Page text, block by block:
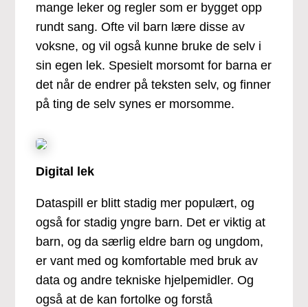
mange leker og regler som er bygget opp
rundt sang. Ofte vil barn lære disse av
voksne, og vil også kunne bruke de selv i
sin egen lek. Spesielt morsomt for barna er
det når de endrer på teksten selv, og finner
på ting de selv synes er morsomme.
Digital lek
Dataspill er blitt stadig mer populært, og
også for stadig yngre barn. Det er viktig at
barn, og da særlig eldre barn og ungdom,
er vant med og komfortable med bruk av
data og andre tekniske hjelpemidler. Og
også at de kan fortolke og forstå